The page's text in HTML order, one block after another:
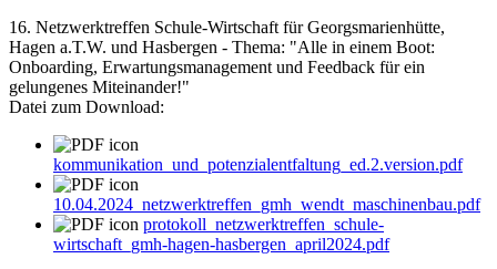
16. Netzwerktreffen Schule-Wirtschaft für Georgsmarienhütte,
Hagen a.T.W. und Hasbergen - Thema: "Alle in einem Boot:
Onboarding, Erwartungsmanagement und Feedback für ein
gelungenes Miteinander!"
Datei zum Download:
kommunikation_und_potenzialentfaltung_ed.2.version.pdf
10.04.2024_netzwerktreffen_gmh_wendt_maschinenbau.pdf
protokoll_netzwerktreffen_schule-
wirtschaft_gmh-hagen-hasbergen_april2024.pdf